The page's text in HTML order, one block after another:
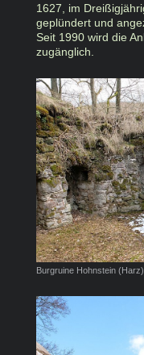
1627, im
geplündert und
Seit 1990 wird die
zugänglich.
Burgruine Hohnstein